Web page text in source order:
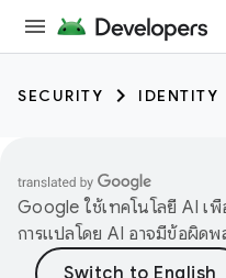
SECURITY IDENTITY
Google ใช้เทคโนโลยี AI เ
การแปลโดย AI อาจมีข้อผิดพ